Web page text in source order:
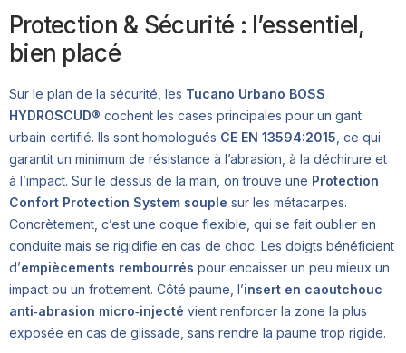
Protection & Sécurité : l’essentiel,
bien placé
Sur le plan de la sécurité, les Tucano Urbano BOSS
HYDROSCUD® cochent les cases principales pour un gant
urbain certifié. Ils sont homologués CE EN 13594:2015 , ce qui
garantit un minimum de résistance à l’abrasion, à la déchirure et
à l’impact. Sur le dessus de la main, on trouve une Protection
Confort Protection System souple sur les métacarpes.
Concrètement, c’est une coque flexible, qui se fait oublier en
conduite mais se rigidifie en cas de choc. Les doigts bénéficient
d’empiècements rembourrés pour encaisser un peu mieux un
impact ou un frottement. Côté paume, l’insert en caoutchouc
anti‑abrasion micro‑injecté vient renforcer la zone la plus
exposée en cas de glissade, sans rendre la paume trop rigide.